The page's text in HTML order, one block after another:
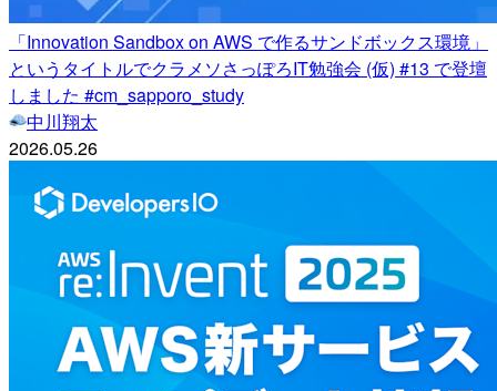
「Innovation Sandbox on AWS で作るサンドボックス環境」
というタイトルでクラメソさっぽろIT勉強会 (仮) #13 で登壇
しました #cm_sapporo_study
中川翔太
2026.05.26